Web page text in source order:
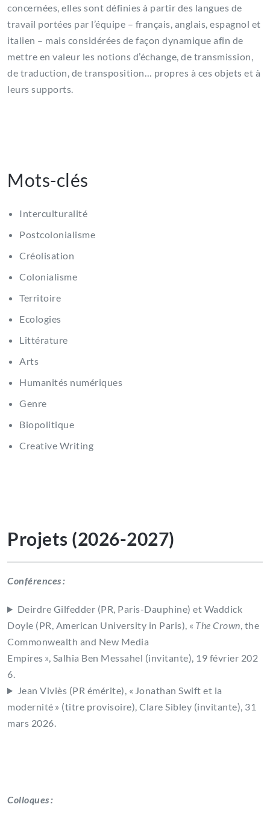
concernées, elles sont définies à partir des langues de
travail portées par l’équipe – français, anglais, espagnol et
italien – mais considérées de façon dynamique afin de
mettre en valeur les notions d’échange, de transmission,
de traduction, de transposition… propres à ces objets et à
leurs supports.
Mots-clés
Interculturalité
Postcolonialisme
Créolisation
Colonialisme
Territoire
Ecologies
Littérature
Arts
Humanités numériques
Genre
Biopolitique
Creative Writing
Projets (2026-2027)
Conférences :
Deirdre Gilfedder (PR, Paris-Dauphine) et Waddick
Doyle (PR, American University in Paris), « The Crown, the
Commonwealth and New Media
Empires », Salhia Ben Messahel (invitante), 19 février 202
6.
Jean Viviès (PR émérite), « Jonathan Swift et la
modernité » (titre provisoire), Clare Sibley (invitante), 31
mars 2026.
Colloques :